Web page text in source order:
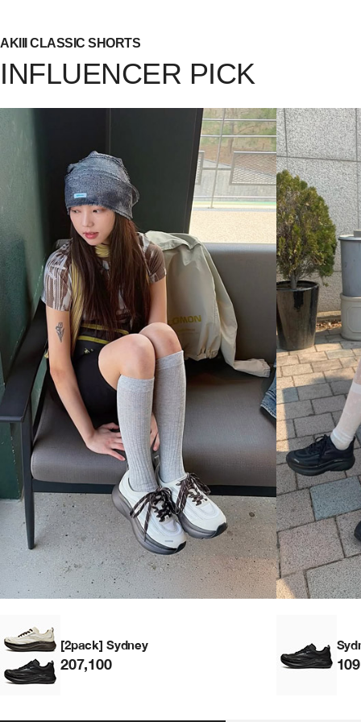
AKIII CLASSIC SHORTS
INFLUENCER PICK
[2pack] Sydney
207,100